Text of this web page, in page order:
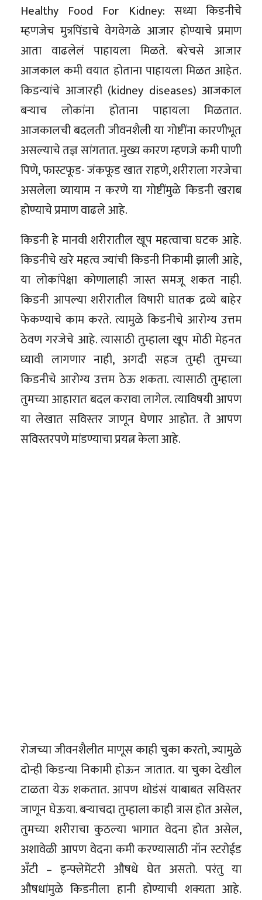
Healthy Food For Kidney: सध्या किडनीचे
म्हणजेच मुत्रपिंडाचे वेगवेगळे आजार होण्याचे प्रमाण
आता वाढलेलं पाहायला मिळते. बरेचसे आजार
आजकाल कमी वयात होताना पाहायला मिळत आहेत.
किडन्यांचे आजारही (kidney diseases) आजकाल
बऱ्याच लोकांना होताना पाहायला मिळतात.
आजकालची बदलती जीवनशैली या गोष्टींना कारणीभूत
असल्याचे तज्ञ सांगतात. मुख्य कारण म्हणजे कमी पाणी
पिणे, फास्टफूड- जंकफूड खात राहणे, शरीराला गरजेचा
असलेला व्यायाम न करणे या गोष्टींमुळे किडनी खराब
होण्याचे प्रमाण वाढले आहे.
किडनी हे मानवी शरीरातील खूप महत्वाचा घटक आहे.
किडनीचे खरे महत्व ज्यांची किडनी निकामी झाली आहे,
या लोकांपेक्षा कोणालाही जास्त समजू शकत नाही.
किडनी आपल्या शरीरातील विषारी घातक द्रव्ये बाहेर
फेकण्याचे काम करते. त्यामुळे किडनीचे आरोग्य उत्तम
ठेवण गरजेचे आहे. त्यासाठी तुम्हाला खूप मोठी मेहनत
घ्यावी लागणार नाही, अगदी सहज तुम्ही तुमच्या
किडनीचे आरोग्य उत्तम ठेऊ शकता. त्यासाठी तुम्हाला
तुमच्या आहारात बदल करावा लागेल. त्याविषयी आपण
या लेखात सविस्तर जाणून घेणार आहोत. ते आपण
सविस्तरपणे मांडण्याचा प्रयत्न केला आहे.
रोजच्या जीवनशैलीत माणूस काही चुका करतो, ज्यामुळे
दोन्ही किडन्या निकामी होऊन जातात. या चुका देखील
टाळता येऊ शकतात. आपण थोडंसं याबाबत सविस्तर
जाणून घेऊया. बऱ्याचदा तुम्हाला काही त्रास होत असेल,
तुमच्या शरीराचा कुठल्या भागात वेदना होत असेल,
अशावेळी आपण वेदना कमी करण्यासाठी नॉन स्टरोईड
अँटी – इन्फ्लेमेंटरी औषधे घेत असतो. परंतु या
औषधांमुळे किडनीला हानी होण्याची शक्यता आहे.